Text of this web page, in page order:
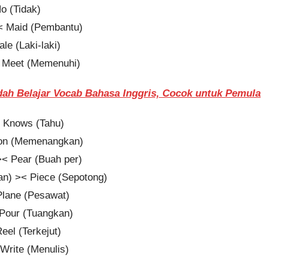
(Tidak)
Maid (Pembantu)
(Laki-laki)
(Memenuhi)
Belajar Vocab Bahasa Inggris, Cocok untuk Pemula
(Tahu)
(Memenangkan)
Pear (Buah per)
>< Piece (Sepotong)
(Pesawat)
(Tuangkan)
(Terkejut)
(Menulis)